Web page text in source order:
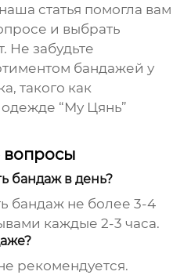
статья помогла вам
и выбрать
Не забудьте
бандажей у
, такого как
“Му Цянь”
вопросы
бандаж в день?
бандаж не более 3-4
каждые 2-3 часа.
рекомендуется.